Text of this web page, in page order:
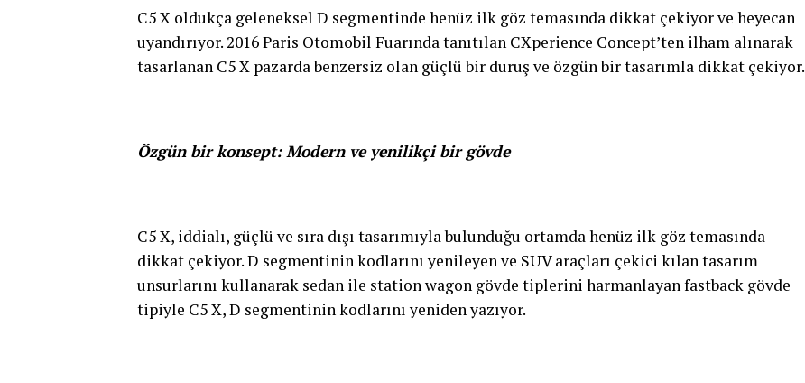
C5 X oldukça geleneksel D segmentinde henüz ilk göz temasında dikkat çekiyor ve heyecan
uyandırıyor. 2016 Paris Otomobil Fuarında tanıtılan CXperience Concept’ten ilham alınarak
tasarlanan C5 X pazarda benzersiz olan güçlü bir duruş ve özgün bir tasarımla dikkat çekiyor.
Özgün bir konsept: Modern ve yenilikçi bir gövde
C5 X, iddialı, güçlü ve sıra dışı tasarımıyla bulunduğu ortamda henüz ilk göz temasında
dikkat çekiyor. D segmentinin kodlarını yenileyen ve SUV araçları çekici kılan tasarım
unsurlarını kullanarak sedan ile station wagon gövde tiplerini harmanlayan fastback gövde
tipiyle C5 X, D segmentinin kodlarını yeniden yazıyor.